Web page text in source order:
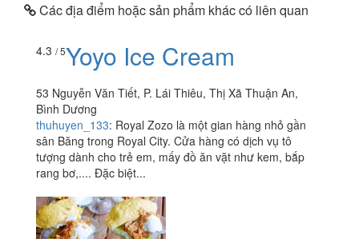
Các địa điểm hoặc sản phẩm khác có liên quan
4.3 / 5Yoyo Ice Cream
53 Nguyễn Văn Tiết, P. Lái Thiêu, Thị Xã Thuận An,
Bình Dương
thuhuyen_133: Royal Zozo là một gian hàng nhỏ gần
sân Băng trong Royal City. Cửa hàng có dịch vụ tô
tượng dành cho trẻ em, mấy đồ ăn vặt như kem, bắp
rang bơ,.... Đặc biệt...